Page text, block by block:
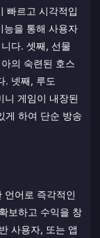
빠르고 시각적입
능을 통해 사용자
다. 셋째, 선물
의 숙련된 호스
. 넷째, 루도
게임이 내장된
게 하여 단순 방송
언어로 즉각적인
보하고 수익을 창
사용자, 또는 앱